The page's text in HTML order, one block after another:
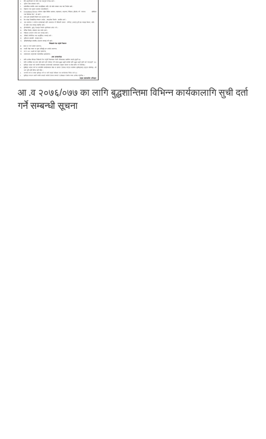
आ .व २०७६/०७७ का लागि बुद्धशान्तिमा विभिन्न कार्यकालागि सुची दर्ता
गर्ने सम्बन्धी सूचना